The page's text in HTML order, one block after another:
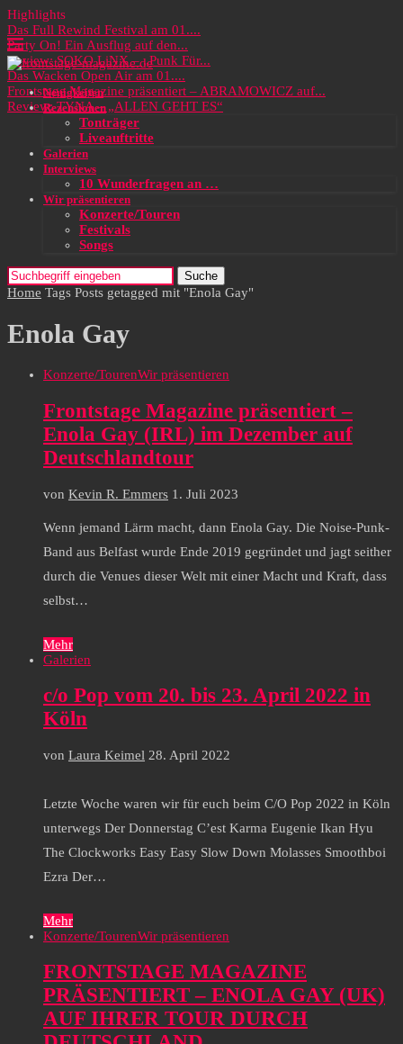
Highlights
Das Full Rewind Festival am 01....
Party On! Ein Ausflug auf den...
Review: SOKO LiNX – „Punk Für...
Das Wacken Open Air am 01....
Frontstage Magazine präsentiert – ABRAMOWICZ auf...
Review: TYNA – „ALLEN GEHT ES“
Neuigkeiten
Rezensionen
Tonträger
Liveauftritte
Galerien
Interviews
10 Wunderfragen an …
Wir präsentieren
Konzerte/Touren
Festivals
Songs
Suche
Home Tags Posts getagged mit "Enola Gay"
Enola Gay
Konzerte/TourenWir präsentieren
Frontstage Magazine präsentiert –
Enola Gay (IRL) im Dezember auf
Deutschlandtour
von Kevin R. Emmers 1. Juli 2023
Wenn jemand Lärm macht, dann Enola Gay. Die Noise-Punk-
Band aus Belfast wurde Ende 2019 gegründet und jagt seither
durch die Venues dieser Welt mit einer Macht und Kraft, dass
selbst…
Mehr
Galerien
c/o Pop vom 20. bis 23. April 2022 in
Köln
von Laura Keimel 28. April 2022
Letzte Woche waren wir für euch beim C/O Pop 2022 in Köln
unterwegs Der Donnerstag C’est Karma Eugenie Ikan Hyu
The Clockworks Easy Easy Slow Down Molasses Smoothboi
Ezra Der…
Mehr
Konzerte/TourenWir präsentieren
FRONTSTAGE MAGAZINE
PRÄSENTIERT – ENOLA GAY (UK)
AUF IHRER TOUR DURCH